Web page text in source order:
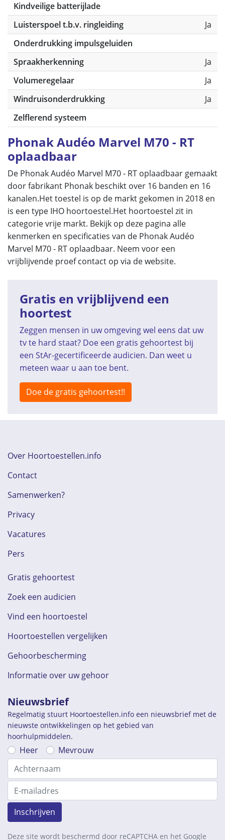
Kindveilige batterijlade
Luisterspoel t.b.v. ringleiding
Ja
Onderdrukking impulsgeluiden
Spraakherkenning
Ja
Volumeregelaar
Ja
Windruisonderdrukking
Ja
Zelflerend systeem
Phonak Audéo Marvel M70 - RT
oplaadbaar
De Phonak Audéo Marvel M70 - RT oplaadbaar gemaakt
door fabrikant Phonak beschikt over 16 banden en 16
kanalen.Het toestel is op de markt gekomen in 2018 en
is een type IHO hoortoestel.Het hoortoestel zit in
categorie vrije markt. Bekijk op deze pagina alle
kenmerken en specificaties van de Phonak Audéo
Marvel M70 - RT oplaadbaar. Neem voor een
vrijblijvende proef contact op via de website.
Gratis en vrijblijvend een
hoortest
Zeggen mensen in uw omgeving wel eens dat uw
tv te hard staat? Doe een gratis gehoortest bij
een StAr-gecertificeerde audicien. Dan weet u
meteen waar u aan toe bent.
Doe de gratis gehoortest!!
Over Hoortoestellen.info
Contact
Samenwerken?
Privacy
Vacatures
Pers
Gratis gehoortest
Zoek een audicien
Vind een hoortoestel
Hoortoestellen vergelijken
Gehoorbescherming
Informatie over uw gehoor
Nieuwsbrief
Regelmatig stuurt Hoortoestellen.info een nieuwsbrief met de
nieuwste ontwikkelingen op het gebied van
hoorhulpmiddelen.
Heer Mevrouw
Inschrijven
Deze site wordt beschermd door reCAPTCHA en het Google